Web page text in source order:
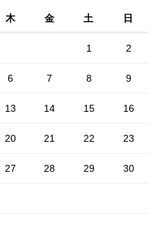
木 金 土 日
1 2
6 7 8 9
13 14 15 16
20 21 22 23
27 28 29 30